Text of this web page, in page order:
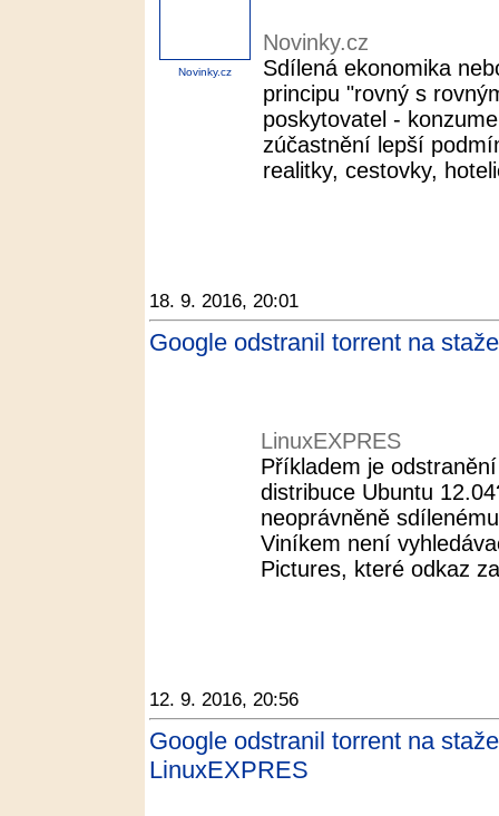
Novinky.cz
Novinky.cz
Sdílená ekonomika
principu "rovný s
poskytovatel -
zúčastnění lepší
realitky, cestovky,
18. 9. 2016, 20:01
Google odstranil torrent na
LinuxEXPRES
Příkladem je
distribuce Ubuntu
neoprávněně
Viníkem není
Pictures, které odkaz
12. 9. 2016, 20:56
Google odstranil torrent na
LinuxEXPRES